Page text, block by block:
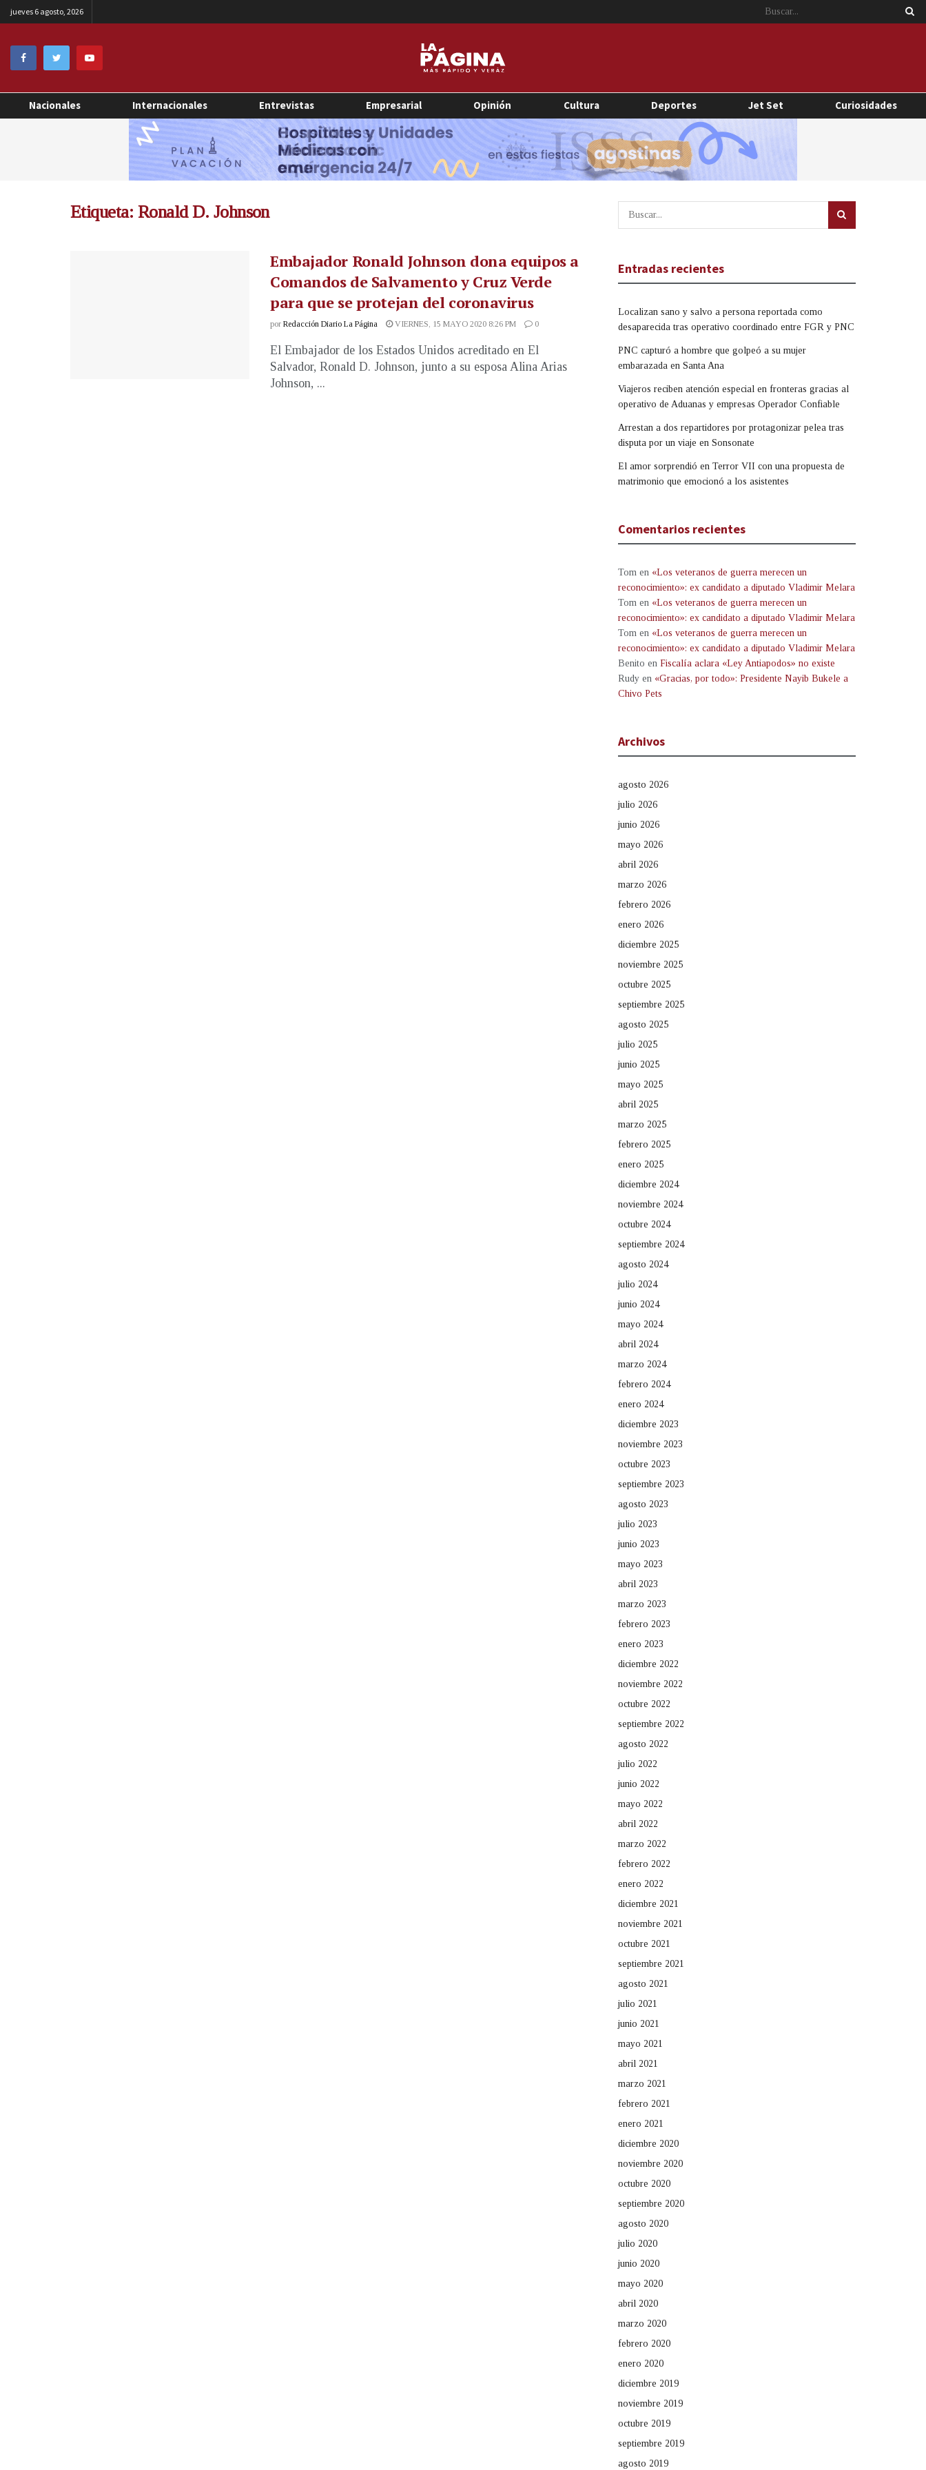
jueves 6 agosto, 2026
Nacionales Internacionales Entrevistas Empresarial Opinión Cultura Deportes Jet Set Curiosidades
Etiqueta: Ronald D. Johnson
Embajador Ronald Johnson dona equipos a
Comandos de Salvamento y Cruz Verde
para que se protejan del coronavirus
por Redacción Diario La Página VIERNES, 15 MAYO 2020 8:26 PM 0
El Embajador de los Estados Unidos acreditado en El
Salvador, Ronald D. Johnson, junto a su esposa Alina Arias
Johnson, ...
Entradas recientes
Localizan sano y salvo a persona reportada como
desaparecida tras operativo coordinado entre FGR y PNC
PNC capturó a hombre que golpeó a su mujer
embarazada en Santa Ana
Viajeros reciben atención especial en fronteras gracias al
operativo de Aduanas y empresas Operador Confiable
Arrestan a dos repartidores por protagonizar pelea tras
disputa por un viaje en Sonsonate
El amor sorprendió en Terror VII con una propuesta de
matrimonio que emocionó a los asistentes
Comentarios recientes
Tom en «Los veteranos de guerra merecen un
reconocimiento»: ex candidato a diputado Vladimir Melara
Tom en «Los veteranos de guerra merecen un
reconocimiento»: ex candidato a diputado Vladimir Melara
Tom en «Los veteranos de guerra merecen un
reconocimiento»: ex candidato a diputado Vladimir Melara
Benito en Fiscalía aclara «Ley Antiapodos» no existe
Rudy en «Gracias, por todo»: Presidente Nayib Bukele a
Chivo Pets
Archivos
agosto 2026
julio 2026
junio 2026
mayo 2026
abril 2026
marzo 2026
febrero 2026
enero 2026
diciembre 2025
noviembre 2025
octubre 2025
septiembre 2025
agosto 2025
julio 2025
junio 2025
mayo 2025
abril 2025
marzo 2025
febrero 2025
enero 2025
diciembre 2024
noviembre 2024
octubre 2024
septiembre 2024
agosto 2024
julio 2024
junio 2024
mayo 2024
abril 2024
marzo 2024
febrero 2024
enero 2024
diciembre 2023
noviembre 2023
octubre 2023
septiembre 2023
agosto 2023
julio 2023
junio 2023
mayo 2023
abril 2023
marzo 2023
febrero 2023
enero 2023
diciembre 2022
noviembre 2022
octubre 2022
septiembre 2022
agosto 2022
julio 2022
junio 2022
mayo 2022
abril 2022
marzo 2022
febrero 2022
enero 2022
diciembre 2021
noviembre 2021
octubre 2021
septiembre 2021
agosto 2021
julio 2021
junio 2021
mayo 2021
abril 2021
marzo 2021
febrero 2021
enero 2021
diciembre 2020
noviembre 2020
octubre 2020
septiembre 2020
agosto 2020
julio 2020
junio 2020
mayo 2020
abril 2020
marzo 2020
febrero 2020
enero 2020
diciembre 2019
noviembre 2019
octubre 2019
septiembre 2019
agosto 2019